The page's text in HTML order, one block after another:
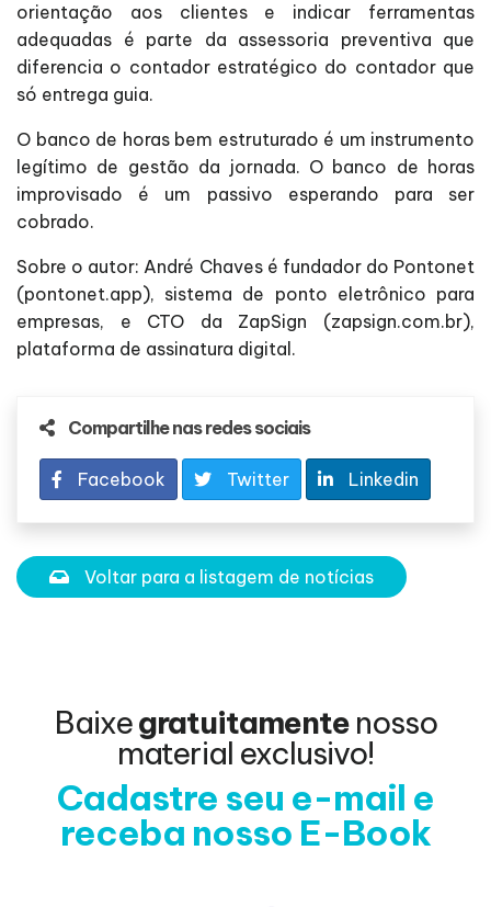
orientação aos clientes e indicar ferramentas
adequadas é parte da assessoria preventiva que
diferencia o contador estratégico do contador que
só entrega guia.
O banco de horas bem estruturado é um instrumento
legítimo de gestão da jornada. O banco de horas
improvisado é um passivo esperando para ser
cobrado.
Sobre o autor: André Chaves é fundador do Pontonet
(pontonet.app), sistema de ponto eletrônico para
empresas, e CTO da ZapSign (zapsign.com.br),
plataforma de assinatura digital.
Compartilhe nas redes sociais
Facebook Twitter Linkedin
Voltar para a listagem de notícias
Baixegratuitamente nosso
material exclusivo!
Cadastre seu e-mail e
receba nosso E-Book